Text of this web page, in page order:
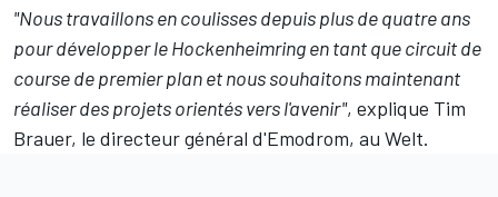
"Nous travaillons en coulisses depuis plus de quatre ans
pour développer le Hockenheimring en tant que circuit de
course de premier plan et nous souhaitons maintenant
réaliser des projets orientés vers l'avenir", explique Tim
Brauer, le directeur général d'Emodrom, au Welt.